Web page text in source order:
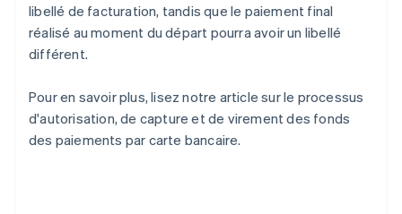
libellé de facturation, tandis que le paiement final
réalisé au moment du départ pourra avoir un libellé
différent.
Pour en savoir plus, lisez notre article sur le processus
d'autorisation, de capture et de virement des fonds
des paiements par carte bancaire.